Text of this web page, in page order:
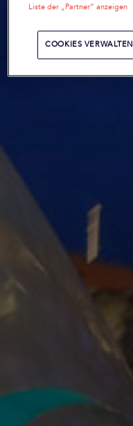
Liste der „Partner“ anzeigen
COOKIES VERWALTEN